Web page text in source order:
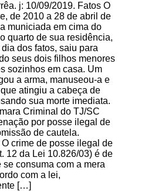
j: 10/09/2019. Fatos O
de 2010 a 28 de abril de
municiada em cima do
quarto de sua residência,
dos fatos, saiu para
seus dois filhos menores
sozinhos em casa. Um
a arma, manuseou-a e
atingiu a cabeça de
sua morte imediata.
Criminal do TJ/SC
por posse ilegal de
de cautela.
crime de posse ilegal de
12 da Lei 10.826/03) é de
se consuma com a mera
com a lei,
[…]